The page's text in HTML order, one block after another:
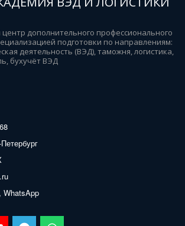
дополнительного профессионального
подготовки по направлениям:
деятельность (ВЭД), таможня, логистика,
бухучёт ВЭД
WhatsApp